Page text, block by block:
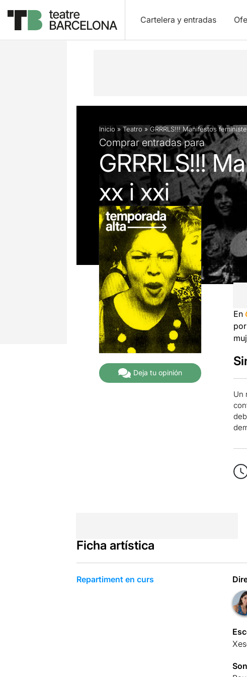
Cartelera y entradas
Descripción Ficha artística
Inicio »Teatro » GRRRLS!!! Manifestos
Comprar entradas para
GRRRLS!!!
xx i xxi
Deja tu opinión
En
Un
Ficha artística
Repartiment en curs